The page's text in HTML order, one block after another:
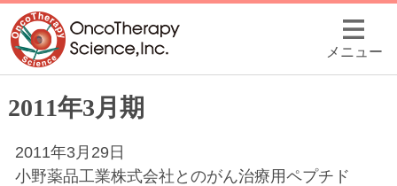
メニュー
2011年3月期
2011年3月29日
小野薬品工業株式会社とのがん治療用ペプチド